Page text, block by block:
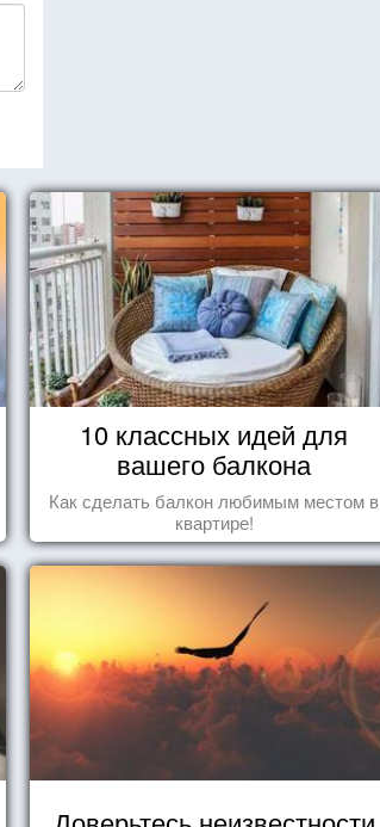
10 классных идей для
вашего балкона
Как сделать балкон любимым местом в
квартире!